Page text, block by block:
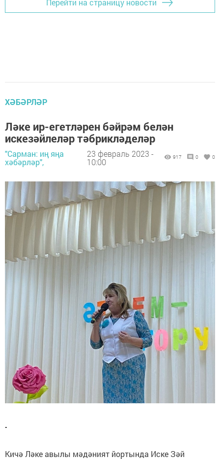
Перейти на страницу новости
ХӘБӘРЛӘР
Ләке ир-егетләрен бәйрәм белән
искезәйлеләр тәбрикләделәр
"Сарман: иң яңа
хәбәрләр",
23 февраль 2023 -
10:00
917 0 0
.
Кичә Ләке авылы мәдәният йортында Иске Зәй